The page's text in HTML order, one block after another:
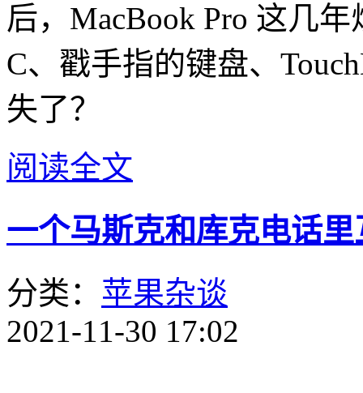
后，MacBook Pro 这几
C、戳手指的键盘、
失了？
阅读全文
一个马斯克和库克电话
分类： 苹果杂谈
2021-11-30 17:02